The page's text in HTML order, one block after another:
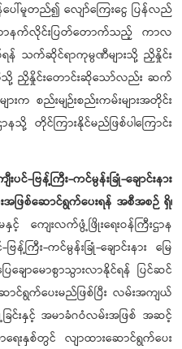
ါ်မူတည်၍ လျော်ကြေးငွေ ပြန်လည်
ာနက်လိုင်းပြတ်တောက်သည့် ကာလ
န် သက်ဆိုင်ရာကုမ္ပဏီများသို့ ညှိနှိုင်း
ထိုသို့ ညှိနှိုင်းတောင်းဆိုသော်လည်း ဆက်
က စည်းမျဉ်းစည်းကမ်းများအတိုင်း
သို့ တိုင်ကြားနိုင်မည်ဖြစ်ပါကြောင်း
းပင်-ဗြန့်ကြီး-ကင်မွန်းခြုံ-ချောင်းနား
အဖြစ်ဆောင်ရွက်ပေးရန် အစီအစဉ် ရှိ၊
င့် ကျေးလက်ဖွံ့ဖြိုးရေးဝန်ကြီးဌာန
ြီး-ကင်မွန်းခြုံ-ချောင်းနား မြေ
ောမောစွာသွားလာနိုင်ရန် ပြင်ဆင်
ောင်ရွက်ပေးမည်ဖြစ်ပြီး လမ်းအကျယ်
င်းနှင့် အမာခံဂဝံလမ်းအဖြစ် အဆင့်
ေးနှစ်တွင် လျာထားဆောင်ရွက်ပေး